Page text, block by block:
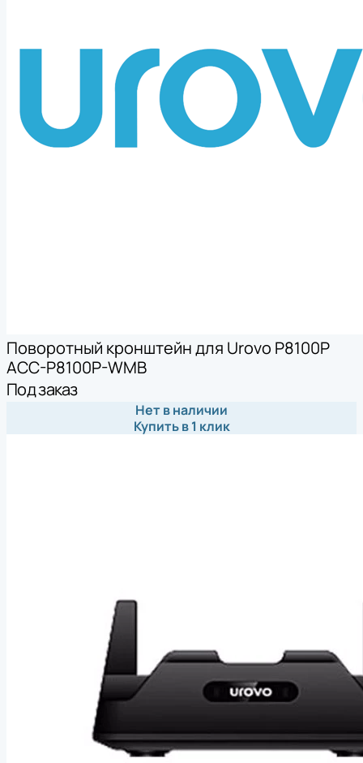
Поворотный кронштейн для Urovo P8100P
ACC-P8100P-WMB
Под заказ
Нет в наличии
Купить в 1 клик